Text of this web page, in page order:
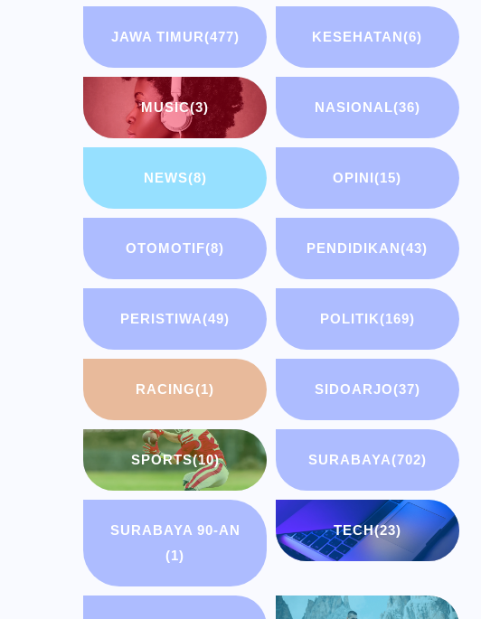
JAWA TIMUR(477) KESEHATAN(6)
MUSIC(3) NASIONAL(36)
NEWS(8) OPINI(15)
OTOMOTIF(8) PENDIDIKAN(43)
PERISTIWA(49) POLITIK(169)
RACING(1) SIDOARJO(37)
SPORTS(10) SURABAYA(702)
SURABAYA 90-AN
(1)
TECH(23)